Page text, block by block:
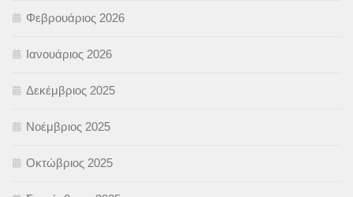
Φεβρουάριος 2026
Ιανουάριος 2026
Δεκέμβριος 2025
Νοέμβριος 2025
Οκτώβριος 2025